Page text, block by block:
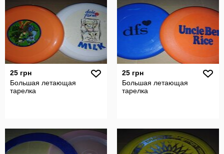
25 грн
Большая летающая
тарелка
25 грн
Большая летающая
тарелка